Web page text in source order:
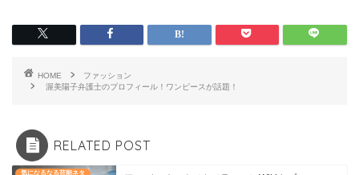
HOME
ファッション
渥美陽子弁護士のプロフィール！ワンピースが話題！
RELATED POST
気になるなる芸能ネタ